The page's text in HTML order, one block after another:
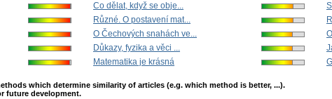
Co dělat, když se obje...
Různé. O postavení mat...
O Čechových snahách ve...
Důkazy, fyzika a věci ...
Matematika je krásná
which determine similarity of articles (e.g. which method is better, ...).
future development.